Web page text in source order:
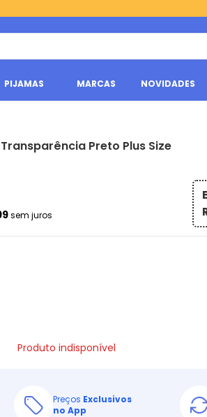
PIJAMAS MARCAS NOVIDADES
Preto Plus Size
sem juros
Produto indisponível
Preços Exclusivos
no App